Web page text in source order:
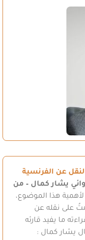
عن الفرنسية
يشار كمال – من
هذا الموضوع،
على نقله عن
ما يفيد قارئه
يشار كمال :